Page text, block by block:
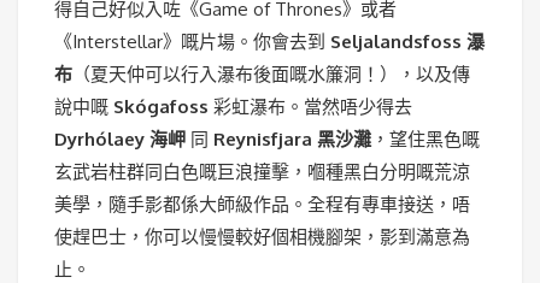
得自己好似入咗《Game of Thrones》或者
《Interstellar》嘅片場。你會去到 Seljalandsfoss 瀑
布 （夏天仲可以行入瀑布後面嘅水簾洞！），以及傳
說中嘅 Skógafoss 彩虹瀑布。當然唔少得去
Dyrhólaey 海岬 同 Reynisfjara 黑沙灘 ，望住黑色嘅
玄武岩柱群同白色嘅巨浪撞擊，嗰種黑白分明嘅荒涼
美學，隨手影都係大師級作品。全程有專車接送，唔
使趕巴士，你可以慢慢較好個相機腳架，影到滿意為
止。